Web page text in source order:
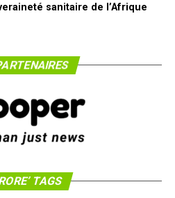
sanitaire de l’Afrique
TAGS